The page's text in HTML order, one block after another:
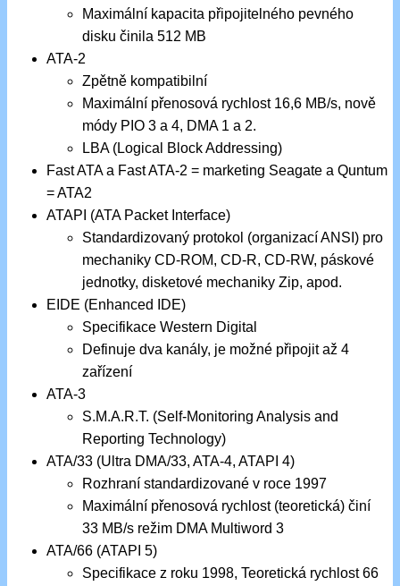
Maximální kapacita připojitelného pevného
disku činila 512 MB
ATA-2
Zpětně kompatibilní
Maximální přenosová rychlost 16,6 MB/s, nově
módy PIO 3 a 4, DMA 1 a 2.
LBA (Logical Block Addressing)
Fast ATA a Fast ATA-2 = marketing Seagate a Quntum
= ATA2
ATAPI (ATA Packet Interface)
Standardizovaný protokol (organizací ANSI) pro
mechaniky CD-ROM, CD-R, CD-RW, páskové
jednotky, disketové mechaniky Zip, apod.
EIDE (Enhanced IDE)
Specifikace Western Digital
Definuje dva kanály, je možné připojit až 4
zařízení
ATA-3
S.M.A.R.T. (Self-Monitoring Analysis and
Reporting Technology)
ATA/33 (Ultra DMA/33, ATA-4, ATAPI 4)
Rozhraní standardizované v roce 1997
Maximální přenosová rychlost (teoretická) činí
33 MB/s režim DMA Multiword 3
ATA/66 (ATAPI 5)
Specifikace z roku 1998, Teoretická rychlost 66